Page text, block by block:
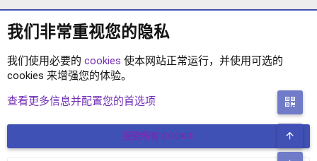
XENFORO 2.2 主题
简体中文 联系我们
我们非常重视您的隐私
我们使用必要的 cookies 使本网站正常运行，并使用可选的
cookies 来增强您的体验。
查看更多信息并配置您的首选项
接受所有 COOKIE